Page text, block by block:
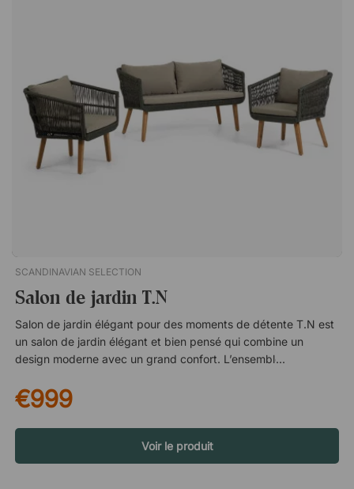
SCANDINAVIAN SELECTION
Salon de jardin T.N
Salon de jardin élégant pour des moments de détente T.N est
un salon de jardin élégant et bien pensé qui combine un
design moderne avec un grand confort. L’ensemble se
assortis – parfait pour la terrasse, le balcon ou la véranda. Un
espace généreux pour partager des moments conviviaux
Avec des places assises confortables pour 4 à 5 personnes,
T.N est un choix évident pour les occasions conviviales, que
vous invitiez à prendre un café au soleil ou à passer une
€999
Voir le produit